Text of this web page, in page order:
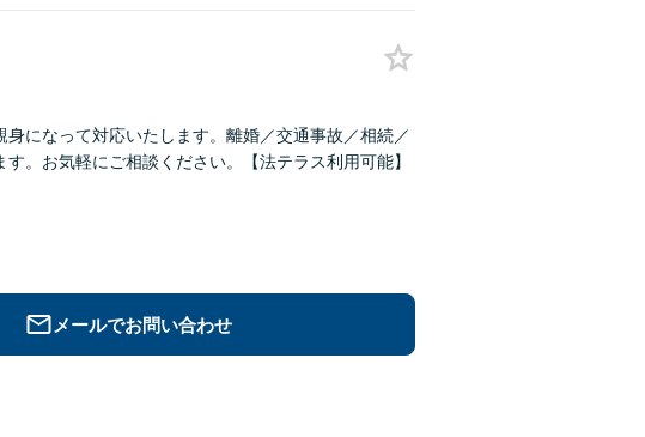
になって対応いたします。離婚／交通事故／相続／
。お気軽にご相談ください。【法テラス利用可能】
メールでお問い合わせ